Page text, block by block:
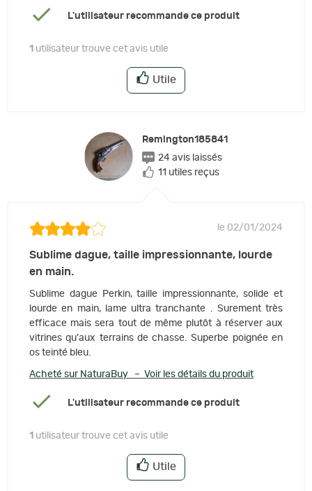
L'utilisateur recommande ce produit
1 utilisateur trouve cet avis utile
Utile
Remington185841
24 avis laissés
11 utiles reçus
le 02/01/2024
Sublime dague, taille impressionnante, lourde
en main.
Sublime dague Perkin, taille impressionnante, solide et
lourde en main, lame ultra tranchante . Surement très
efficace mais sera tout de même plutôt à réserver aux
vitrines qu'aux terrains de chasse. Superbe poignée en
os teinté bleu.
Acheté sur NaturaBuy – Voir les détails du produit
L'utilisateur recommande ce produit
1 utilisateur trouve cet avis utile
Utile